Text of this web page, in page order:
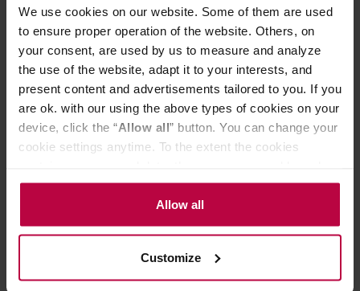
We use cookies on our website. Some of them are used
to ensure proper operation of the website. Others, on
your consent, are used by us to measure and analyze
the use of the website, adapt it to your interests, and
present content and advertisements tailored to you. If you
are ok. with our using the above types of cookies on your
device, click the “Allow all” button. You can change your
cookie settings anytime. To the extent the cookies
the controller’s (namely, ALL GOOD S.A., ul.
Mazowiecka 24I/U9, 78-100 Kołobrzeg) or third parties’
legitimate interests which are to ensure a high quality of
activities of the controller and authorized entities. More
information about cookies and the personal data
Allow all
Customize
saszetek